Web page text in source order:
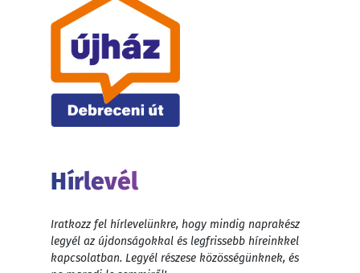
Hírlevél
Iratkozz fel hírlevelünkre, hogy mindig naprakész
legyél az újdonságokkal és legfrissebb híreinkkel
kapcsolatban. Legyél részese közösségünknek, és